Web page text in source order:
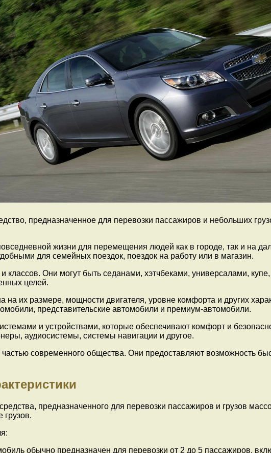
предназначенное для перевозки пассажиров и небольших
жизни для перемещения людей как в городе, так и на
для семейных поездок, поездок на работу или в магазин.
классов. Они могут быть седанами, хэтчбеками, универсалами,
целей.
на их размере, мощности двигателя, уровне комфорта и других
представительские автомобили и премиум-автомобили.
и устройствами, которые обеспечивают комфорт и
аудиосистемы, системы навигации и другое.
современного общества. Они предоставляют возможность
предназначенного для перевозки пассажиров и грузов
грузов.
обычно предназначен для перевозки от 2 до 5 пассажиров,